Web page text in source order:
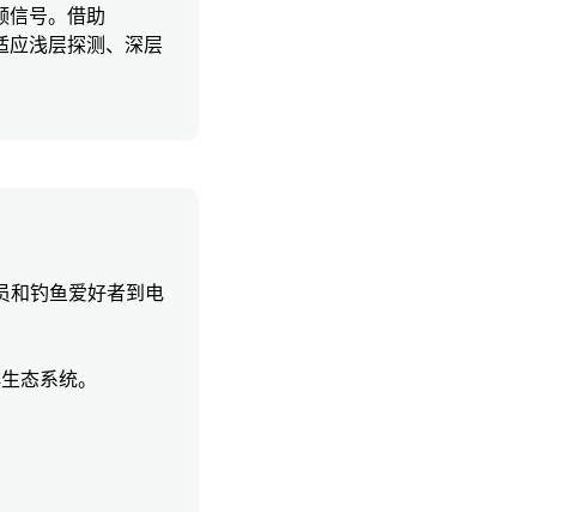
信号。借助
浅层探测、深层
钓鱼爱好者到电
态系统。